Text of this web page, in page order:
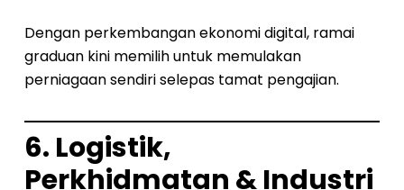
Dengan perkembangan ekonomi digital, ramai
graduan kini memilih untuk memulakan
perniagaan sendiri selepas tamat pengajian.
6. Logistik,
Perkhidmatan & Industri